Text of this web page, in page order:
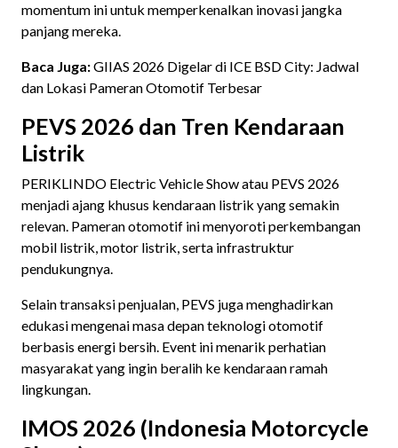
momentum ini untuk memperkenalkan inovasi jangka
panjang mereka.
Baca Juga:GIIAS 2026 Digelar di ICE BSD City: Jadwal
dan Lokasi Pameran Otomotif Terbesar
PEVS 2026 dan Tren Kendaraan
Listrik
PERIKLINDO Electric Vehicle Show atau PEVS 2026
menjadi ajang khusus kendaraan listrik yang semakin
relevan. Pameran otomotif ini menyoroti perkembangan
mobil listrik, motor listrik, serta infrastruktur
pendukungnya.
Selain transaksi penjualan, PEVS juga menghadirkan
edukasi mengenai masa depan teknologi otomotif
berbasis energi bersih. Event ini menarik perhatian
masyarakat yang ingin beralih ke kendaraan ramah
lingkungan.
IMOS 2026 (Indonesia Motorcycle